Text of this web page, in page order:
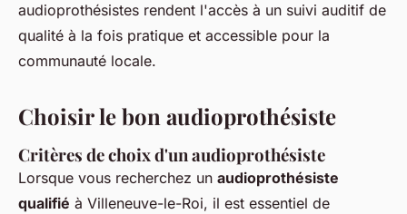
audioprothésistes rendent l'accès à un suivi auditif de
qualité à la fois pratique et accessible pour la
communauté locale.
Choisir le bon audioprothésiste
Critères de choix d'un audioprothésiste
Lorsque vous recherchez un audioprothésiste
qualifié à Villeneuve-le-Roi, il est essentiel de